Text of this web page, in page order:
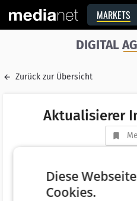
MARKETS
DIGITAL
Zurück zur Übersicht
Aktualisierer
AT 4971
Telefonnummer +43 (7752)
Diese
Cookies.